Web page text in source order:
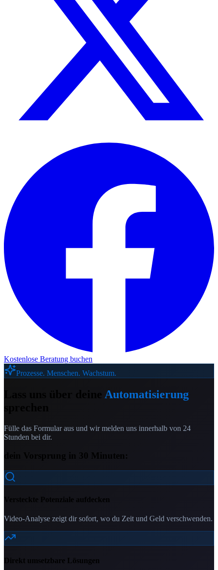
Kostenlose Beratung buchen
Prozesse. Menschen. Wachstum.
Automatisierung
Fülle das Formular aus und wir melden uns innerhalb von 24
Stunden bei dir.
dein Vorsprung in 30 Minuten:
Versteckte Potenziale aufdecken
Video-Analyse zeigt dir sofort, wo du Zeit und Geld verschwenden.
Direkt umsetzbare Lösungen